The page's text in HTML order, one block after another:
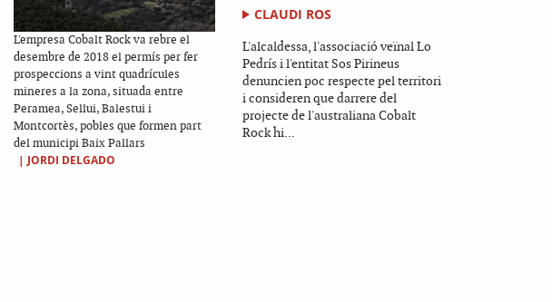
L'empresa Cobalt Rock va rebre el
desembre de 2018 el permís per fer
prospeccions a vint quadrícules
mineres a la zona, situada entre
Peramea, Sellui, Balestui i
Montcortès, pobles que formen part
del municipi Baix Pallars
| JORDI DELGADO
CLAUDI ROS
L'alcaldessa, l'associació veïnal Lo
Pedrís i l'entitat Sos Pirineus
denuncien poc respecte pel territori
i consideren que darrere del
projecte de l'australiana Cobalt
Rock hi...